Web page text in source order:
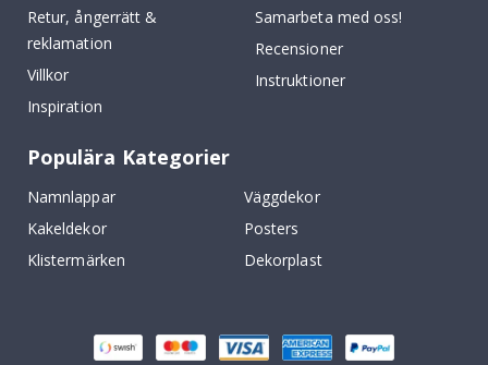
Retur, ångerrätt &
reklamation
Villkor
Inspiration
Samarbeta med oss!
Recensioner
Instruktioner
Populära Kategorier
Namnlappar
Väggdekor
Kakeldekor
Posters
Klistermärken
Dekorplast